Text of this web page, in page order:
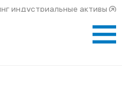
индустриальные активы